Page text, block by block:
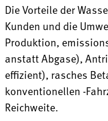
Die Vorteile der
Kunden und die
Produktion,
anstatt Abgase),
effizient), rasches
konventionellen -
Reichweite.